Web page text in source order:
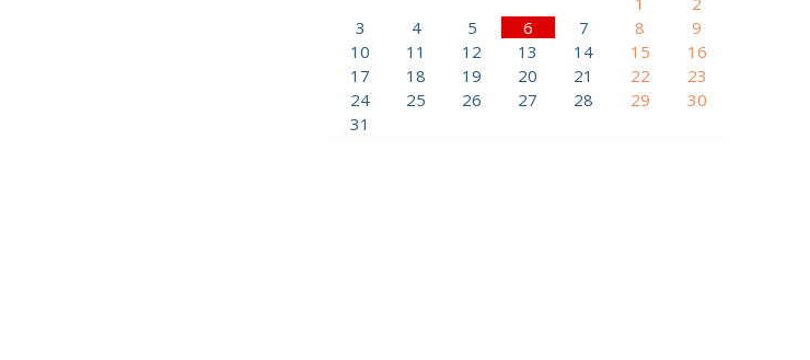
3
4 5 6 7 8
9
10
11 12 13 14 15
16
17
18 19 20 21 22
23
24
25 26 27 28 29
30
31